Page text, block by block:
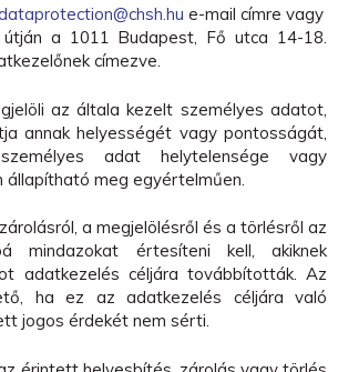
e-mail címre vagy
a 1011 Budapest, Fő utca 14-18.
címezve.
az általa kezelt személyes adatot,
annak helyességét vagy pontosságát,
adat helytelensége vagy
meg egyértelműen.
a megjelölésről és a törlésről az
mindazokat értesíteni kell, akiknek
adatkezelés céljára továbbították. Az
ha ez az adatkezelés céljára való
jogos érdekét nem sérti.